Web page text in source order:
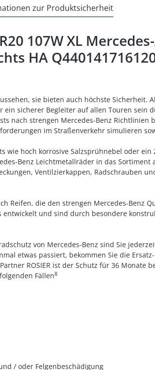
zur Produktsicherheit
107W XL Mercedes-
HA
sie bieten auch höchste Sicherheit.
ein sicherer Begleiter auf allen Touren
nach strengen Mercedes-Benz
im Straßenverkehr simulieren
wie hoch korrosive Salzsprühnebel oder
Benz Leichtmetallräder in das Sortiment
Ventilzierkappen, Radschrauben
Reifen, die den strengen Mercedes-Benz
und sind durch besondere
von Mercedes-Benz sind Sie
etwas passiert, bekommen Sie die
ROSIER ist der Schutz für 36 Monate
Fällen8
/ oder Felgenbeschädigung